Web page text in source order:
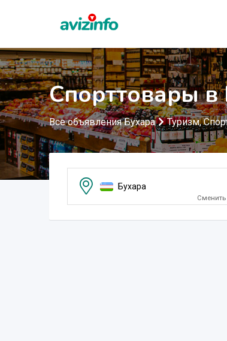
Спорттовары в
Все объявления Бухара Туризм,
Бухара
Сменить